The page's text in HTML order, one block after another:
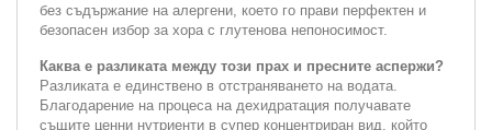
без съдържание на алергени, което го прави перфектен и
безопасен избор за хора с глутенова непоносимост.
Каква е разликата между този прах и пресните аспержи?
Разликата е единствено в отстраняването на водата.
Благодарение на процеса на дехидратация получавате
същите ценни нутриенти в супер концентриран вид, който